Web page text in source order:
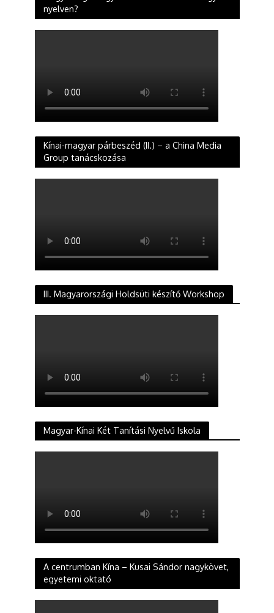
nyelven?
Kínai-magyar párbeszéd (II.) – a China Media
Group tanácskozása
III. Magyarországi Holdsüti készítő Workshop
Magyar-Kínai Két Tanítási Nyelvű Iskola
A centrumban Kína – Kusai Sándor nagykövet,
egyetemi oktató